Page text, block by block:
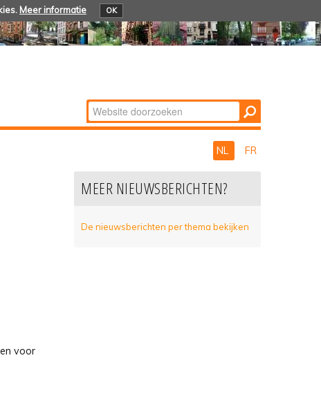
Meer informatie OK
Zoek
Geavanceerd
NL FR
voor
MEER NIEUWSBERICHTEN?
De nieuwsberichten per thema bekijken